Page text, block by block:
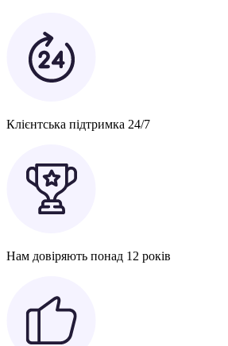
Клієнтська підтримка 24/7
Нам довіряють понад 12 років